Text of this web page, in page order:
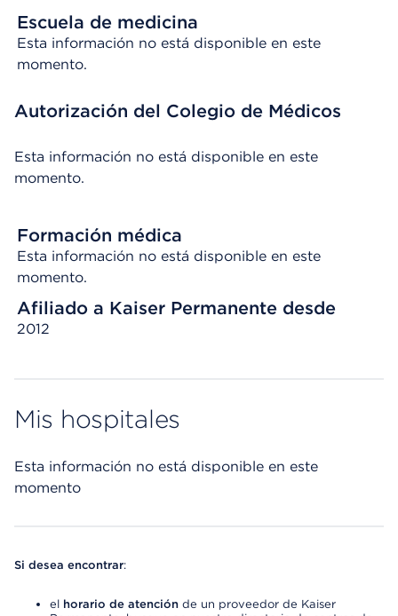
Escuela de medicina
Esta información no está disponible en este
momento.
Autorización del Colegio de Médicos
Esta información no está disponible en este
momento.
Formación médica
Esta información no está disponible en este
momento.
Afiliado a Kaiser Permanente desde
2012
Mis hospitales
Esta información no está disponible en este
momento
Si desea encontrar:
el horario de atención de un proveedor de Kaiser